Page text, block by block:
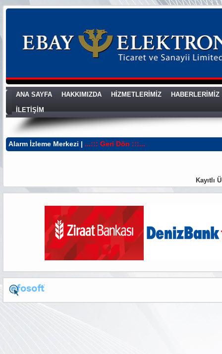
ANA SAYFA HAKKIMIZDA HİZMETLERİMİZ HABERLERİMİZ
İLETİŞİM
Alarm İzleme Merkezi | ...::: Geri Dön :::...
Kayıtlı